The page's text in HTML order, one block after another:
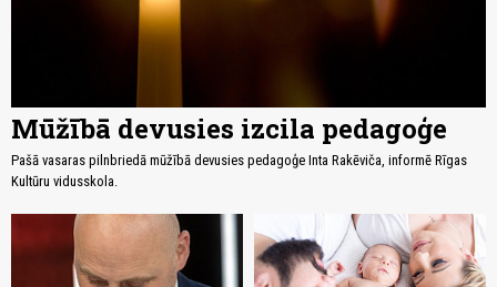
Mūžībā devusies izcila pedagoģe
Pašā vasaras pilnbriedā mūžībā devusies pedagoģe Inta Rakēviča, informē Rīgas
Kultūru vidusskola.